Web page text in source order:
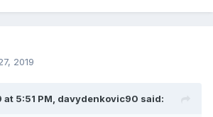
2019
at 5:51 PM, davydenkovic90 said: